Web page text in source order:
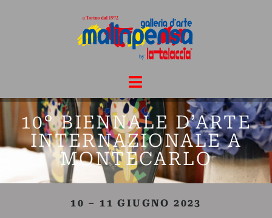
10° BIENNALE D’ARTE
INTERNAZIONALE A
MONTECARLO
10 – 11 GIUGNO 2023